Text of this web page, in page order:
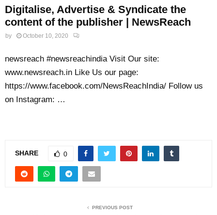
Digitalise, Advertise & Syndicate the
content of the publisher | NewsReach
by October 10, 2020
newsreach #newsreachindia Visit Our site:
www.newsreach.in Like Us our page:
https://www.facebook.com/NewsReachIndia/ Follow us
on Instagram: …
SHARE 0
PREVIOUS POST